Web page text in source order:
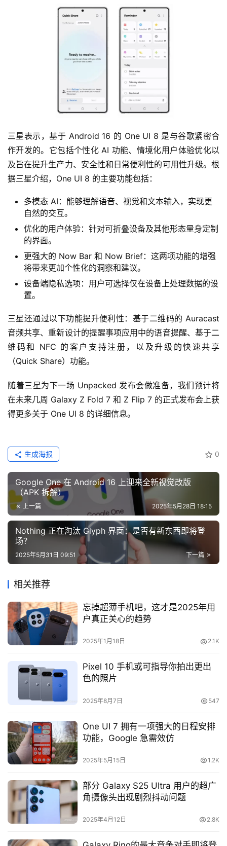
三星表示，基于 Android 16 的 One UI 8 是与谷歌紧密合
作开发的。它包括个性化 AI 功能、情境化用户体验优化以
及旨在提升生产力、安全性和日常便利性的可用性升级。根
据三星介绍，One UI 8 的主要功能包括：
多模态 AI：能够理解语音、视觉和文本输入，实现更
自然的交互。
优化的用户体验：针对可折叠设备及其他形态量身定制
的界面。
更强大的 Now Bar 和 Now Brief：这两项功能的增强
将带来更加个性化的洞察和建议。
设备端隐私选项：用户可选择仅在设备上处理数据的设
置。
三星还通过以下功能提升便利性：基于二维码的 Auracast
音频共享、重新设计的提醒事项应用中的语音提醒、基于二
维码和 NFC 的客户支持注册，以及升级的快速共享
（Quick Share）功能。
随着三星为下一场 Unpacked 发布会做准备，我们预计将
在未来几周 Galaxy Z Fold 7 和 Z Flip 7 的正式发布会上获
得更多关于 One UI 8 的详细信息。
0
生成海报
Google One 在 Android 16 上迎来全新视觉改版
（APK 拆解）
上一篇 2025年5月28日 18:15
Nothing 正在淘汰 Glyph 界面：是否有新东西即将登
场？
下一篇
2025年5月31日 09:51
相关推荐
忘掉超薄手机吧，这才是2025年用
户真正关心的趋势
2025年1月18日 2.1K
Pixel 10 手机或可指导你拍出更出
色的照片
2025年8月7日 547
One UI 7 拥有一项强大的日程安排
功能，Google 急需效仿
2025年5月15日 1.2K
部分 Galaxy S25 Ultra 用户的超广
角摄像头出现剧烈抖动问题
2025年4月12日 2.8K